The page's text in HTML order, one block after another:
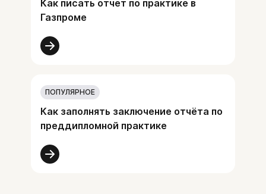
Как писать отчет по практике в
Газпроме
ПОПУЛЯРНОЕ
Как заполнять заключение отчёта по
преддипломной практике